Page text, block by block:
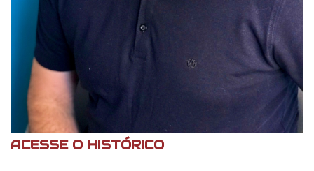
ACESSE O HISTÓRICO